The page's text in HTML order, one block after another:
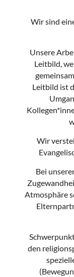
Wir sind
Unsere
Leitbild,
Leitbild ist
Wir
Bei
Atmosphäre
den